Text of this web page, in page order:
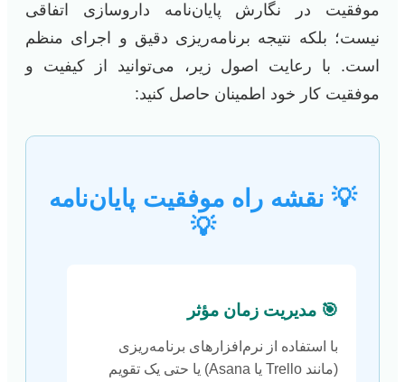
موفقیت در نگارش پایان‌نامه داروسازی اتفاقی
نیست؛ بلکه نتیجه برنامه‌ریزی دقیق و اجرای منظم
است. با رعایت اصول زیر، می‌توانید از کیفیت و
موفقیت کار خود اطمینان حاصل کنید:
💡 نقشه راه موفقیت پایان‌نامه
💡
🎯 مدیریت زمان مؤثر
با استفاده از نرم‌افزارهای برنامه‌ریزی
(مانند Trello یا Asana) یا حتی یک تقویم